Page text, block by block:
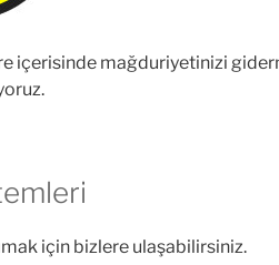
içerisinde mağduriyetinizi
için bizlere ulaşabilirsiniz.